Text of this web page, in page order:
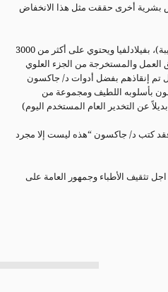
بشرية أخرى حققت مثل هذا الانخفاض
جمع جاكسون (معرض للأجسام الغريبة)، بفيلادلفيا ويحتوي على أكثر من 3000
والمستخرجة من الجزء العلوي
تم إنقاذهم بفضل أدوات د/ جاكسون
بأسلوبه اللطيف ومجموعة من
عن التخدير العام المستخدم اليوم)
فقد كتب د/ جاكسون “هذه ليست إلا مجرد
تثقيف الأطباء وجمهور العامة على